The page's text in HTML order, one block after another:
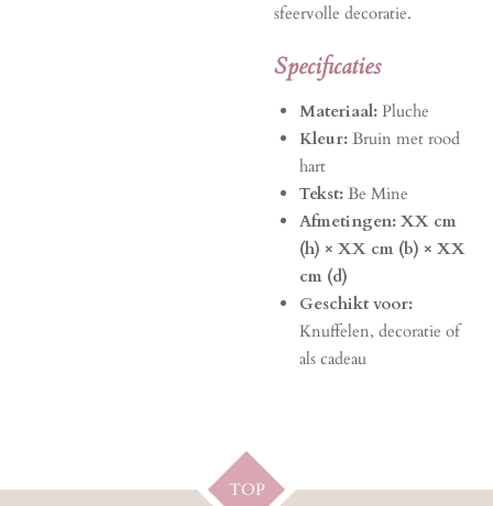
sfeervolle decoratie.
Specificaties
Materiaal:Pluche
Kleur:Bruin met rood
hart
Tekst:Be Mine
Afmetingen: XX cm
(h) × XX cm (b) × XX
cm (d)
Geschikt voor:
Knuffelen, decoratie of
als cadeau
TOP